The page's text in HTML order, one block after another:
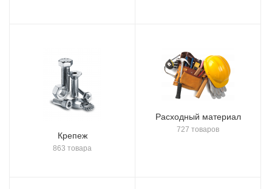
Крепеж
863 товара
Расходный материал
727 товаров